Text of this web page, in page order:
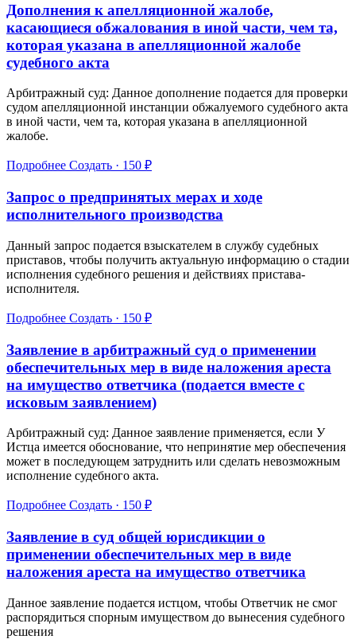
Дополнения к апелляционной жалобе,
касающиеся обжалования в иной части, чем та,
которая указана в апелляционной жалобе
судебного акта
Арбитражный суд: Данное дополнение подается для проверки
судом апелляционной инстанции обжалуемого судебного акта
в иной части, чем та, которая указана в апелляционной
жалобе.
Подробнее Создать · 150 ₽
Запрос о предпринятых мерах и ходе
исполнительного производства
Данный запрос подается взыскателем в службу судебных
приставов, чтобы получить актуальную информацию о стадии
исполнения судебного решения и действиях пристава-
исполнителя.
Подробнее Создать · 150 ₽
Заявление в арбитражный суд о применении
обеспечительных мер в виде наложения ареста
на имущество ответчика (подается вместе с
исковым заявлением)
Арбитражный суд: Данное заявление применяется, если У
Истца имеется обоснование, что непринятие мер обеспечения
может в последующем затруднить или сделать невозможным
исполнение судебного акта.
Подробнее Создать · 150 ₽
Заявление в суд общей юрисдикции о
применении обеспечительных мер в виде
наложения ареста на имущество ответчика
Данное заявление подается истцом, чтобы Ответчик не смог
распорядиться спорным имуществом до вынесения судебного
решения